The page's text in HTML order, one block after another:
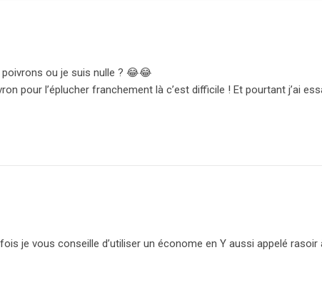
poivrons ou je suis nulle ? 😂😂
pour l’éplucher franchement là c’est difficile ! Et pourtant j’ai
je vous conseille d’utiliser un économe en Y aussi appelé rasoir